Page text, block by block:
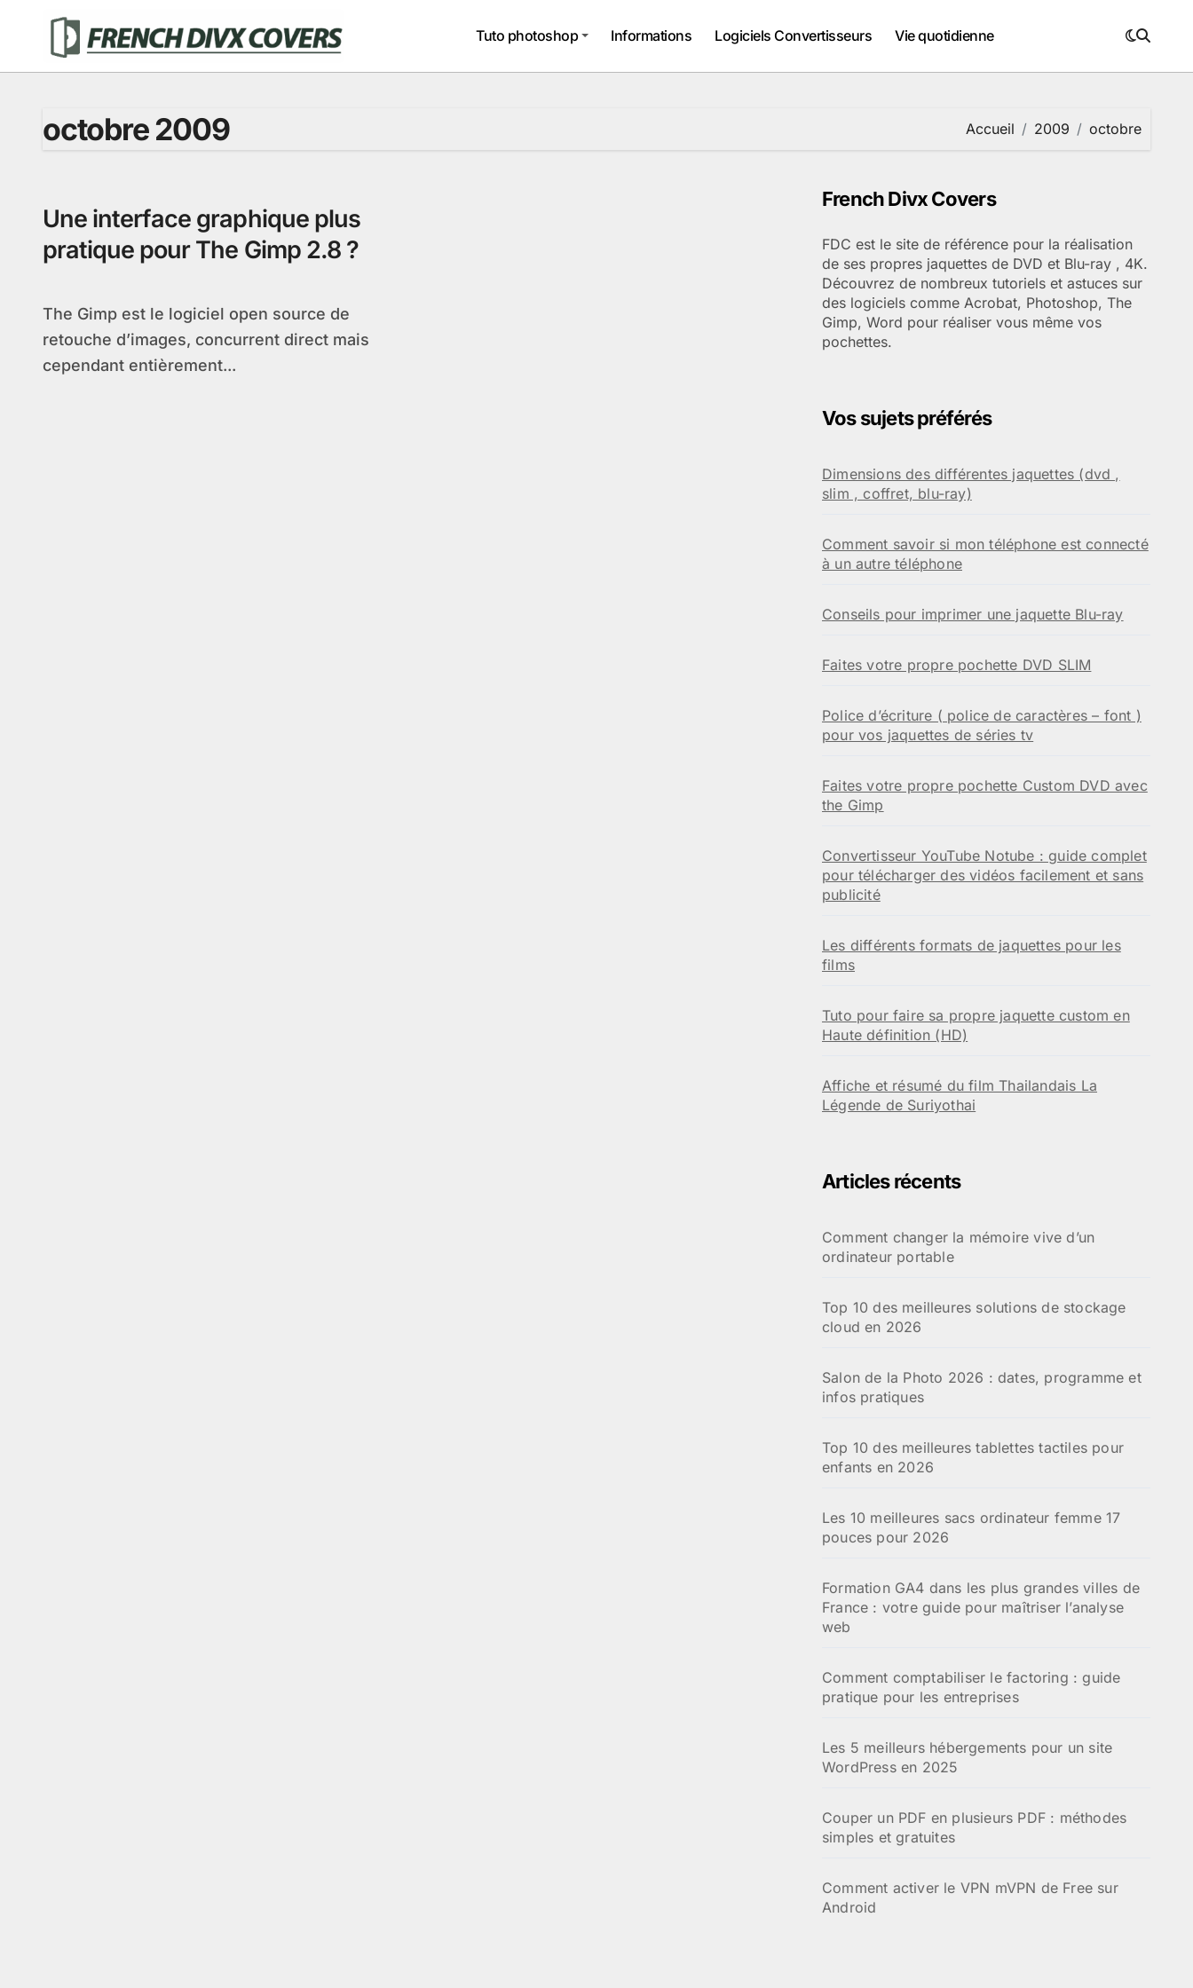
Tuto photoshop Informations Logiciels Convertisseurs Vie quotidienne
octobre 2009 Accueil 2009 octobre
Une interface graphique plus
pratique pour The Gimp 2.8 ?
The Gimp est le logiciel open source de
retouche d’images, concurrent direct mais
cependant entièrement...
French Divx Covers
FDC est le site de référence pour la réalisation
de ses propres jaquettes de DVD et Blu-ray , 4K.
Découvrez de nombreux tutoriels et astuces sur
des logiciels comme Acrobat, Photoshop, The
Gimp, Word pour réaliser vous même vos
pochettes.
Vos sujets préférés
Dimensions des différentes jaquettes (dvd ,
slim , coffret, blu-ray)
Comment savoir si mon téléphone est connecté
à un autre téléphone
Conseils pour imprimer une jaquette Blu-ray
Faites votre propre pochette DVD SLIM
Police d’écriture ( police de caractères – font )
pour vos jaquettes de séries tv
Faites votre propre pochette Custom DVD avec
the Gimp
Convertisseur YouTube Notube : guide complet
pour télécharger des vidéos facilement et sans
publicité
Les différents formats de jaquettes pour les
films
Tuto pour faire sa propre jaquette custom en
Haute définition (HD)
Affiche et résumé du film Thailandais La
Légende de Suriyothai
Articles récents
Comment changer la mémoire vive d’un
ordinateur portable
Top 10 des meilleures solutions de stockage
cloud en 2026
Salon de la Photo 2026 : dates, programme et
infos pratiques
Top 10 des meilleures tablettes tactiles pour
enfants en 2026
Les 10 meilleures sacs ordinateur femme 17
pouces pour 2026
Formation GA4 dans les plus grandes villes de
France : votre guide pour maîtriser l’analyse
web
Comment comptabiliser le factoring : guide
pratique pour les entreprises
Les 5 meilleurs hébergements pour un site
WordPress en 2025
Couper un PDF en plusieurs PDF : méthodes
simples et gratuites
Comment activer le VPN mVPN de Free sur
Android